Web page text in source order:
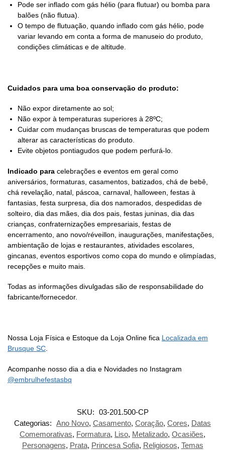
Pode ser inflado com gás hélio (para flutuar) ou bomba para
balões (não flutua).
O tempo de flutuação, quando inflado com gás hélio, pode
variar levando em conta a forma de manuseio do produto,
condições climáticas e de altitude.
Cuidados para uma boa conservação do produto:
Não expor diretamente ao sol;
Não expor à temperaturas superiores à 28ºC;
Cuidar com mudanças bruscas de temperaturas que podem
alterar as características do produto.
Evite objetos pontiagudos que podem perfurá-lo.
Indicado para celebrações e eventos em geral como
aniversários, formaturas, casamentos, batizados, chá de bebê,
chá revelação, natal, páscoa, carnaval, halloween, festas à
fantasias, festa surpresa, dia dos namorados, despedidas de
solteiro, dia das mães, dia dos pais, festas juninas, dia das
crianças, confraternizações empresariais, festas de
encerramento, ano novo/réveillon, inaugurações, manifestações,
ambientação de lojas e restaurantes, atividades escolares,
gincanas, eventos esportivos como copa do mundo e olimpíadas,
recepções e muito mais.
Todas as informações divulgadas são de responsabilidade do
fabricante/fornecedor.
Nossa Loja Física e Estoque da Loja Online fica Localizada em
Brusque SC
Acompanhe nosso dia a dia e Novidades no Instagram
@embrulhefestasbq
SKU: 03-201.500-CP
Categorias: Ano Novo, Casamento, Coração, Cores, Datas
Comemorativas, Formatura, Liso, Metalizado, Ocasiões,
Personagens, Prata, Princesa Sofia, Religiosos, Temas